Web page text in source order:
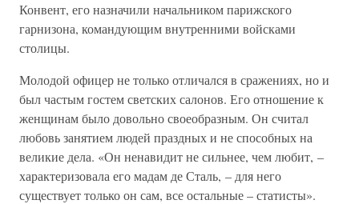
Конвент, его назначили начальником парижского
гарнизона, командующим внутренними войсками
столицы.
Молодой офицер не только отличался в сражениях, но и
был частым гостем светских салонов. Его отношение к
женщинам было довольно своеобразным. Он считал
любовь занятием людей праздных и не способных на
великие дела. «Он ненавидит не сильнее, чем любит, –
характеризовала его мадам де Сталь, – для него
существует только он сам, все остальные – статисты».